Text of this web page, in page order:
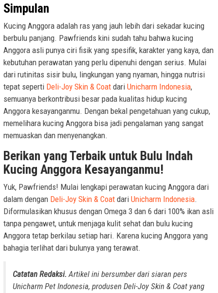
Simpulan
Kucing Anggora adalah ras yang jauh lebih dari sekadar kucing
berbulu panjang. Pawfriends kini sudah tahu bahwa kucing
Anggora asli punya ciri fisik yang spesifik, karakter yang kaya, dan
kebutuhan perawatan yang perlu dipenuhi dengan serius. Mulai
dari rutinitas sisir bulu, lingkungan yang nyaman, hingga nutrisi
tepat seperti Deli-Joy Skin & Coat dari Unicharm Indonesia,
semuanya berkontribusi besar pada kualitas hidup kucing
Anggora kesayanganmu. Dengan bekal pengetahuan yang cukup,
memelihara kucing Anggora bisa jadi pengalaman yang sangat
memuaskan dan menyenangkan.
Berikan yang Terbaik untuk Bulu Indah
Kucing Anggora Kesayanganmu!
Yuk, Pawfriends! Mulai lengkapi perawatan kucing Anggora dari
dalam dengan Deli-Joy Skin & Coat dari Unicharm Indonesia.
Diformulasikan khusus dengan Omega 3 dan 6 dari 100% ikan asli
tanpa pengawet, untuk menjaga kulit sehat dan bulu kucing
Anggora tetap berkilau setiap hari. Karena kucing Anggora yang
bahagia terlihat dari bulunya yang terawat.
Catatan Redaksi. Artikel ini bersumber dari siaran pers
Unicharm Pet Indonesia, produsen Deli-Joy Skin & Coat yang